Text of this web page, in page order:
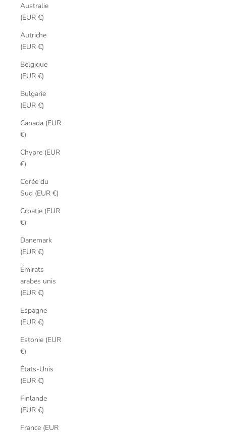
Australie
(EUR €)
Autriche
(EUR €)
Belgique
(EUR €)
Bulgarie
(EUR €)
Canada (EUR
€)
Chypre (EUR
€)
Corée du
Sud (EUR €)
Croatie (EUR
€)
Danemark
(EUR €)
Émirats
arabes unis
(EUR €)
Espagne
(EUR €)
Estonie (EUR
€)
États-Unis
(EUR €)
Finlande
(EUR €)
France (EUR